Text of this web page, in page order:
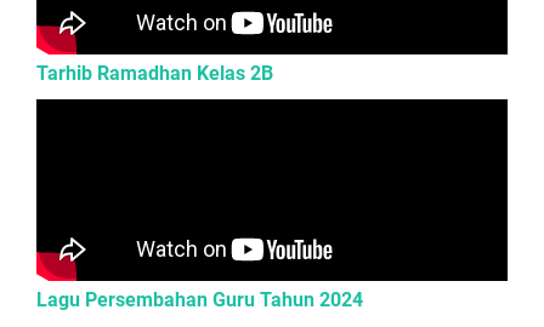
Tarhib Ramadhan Kelas 2B
Lagu Persembahan Guru Tahun 2024